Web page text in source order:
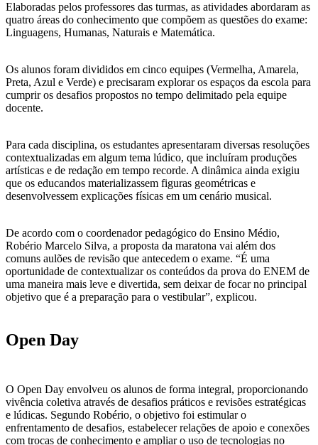
Elaboradas pelos professores das turmas, as atividades abordaram as
quatro áreas do conhecimento que compõem as questões do exame:
Linguagens, Humanas, Naturais e Matemática.
Os alunos foram divididos em cinco equipes (Vermelha, Amarela,
Preta, Azul e Verde) e precisaram explorar os espaços da escola para
cumprir os desafios propostos no tempo delimitado pela equipe
docente.
Para cada disciplina, os estudantes apresentaram diversas resoluções
contextualizadas em algum tema lúdico, que incluíram produções
artísticas e de redação em tempo recorde. A dinâmica ainda exigiu
que os educandos materializassem figuras geométricas e
desenvolvessem explicações físicas em um cenário musical.
De acordo com o coordenador pedagógico do Ensino Médio,
Robério Marcelo Silva, a proposta da maratona vai além dos
comuns aulões de revisão que antecedem o exame. “É uma
oportunidade de contextualizar os conteúdos da prova do ENEM de
uma maneira mais leve e divertida, sem deixar de focar no principal
objetivo que é a preparação para o vestibular”, explicou.
Open Day
O Open Day envolveu os alunos de forma integral, proporcionando
vivência coletiva através de desafios práticos e revisões estratégicas
e lúdicas. Segundo Robério, o objetivo foi estimular o
enfrentamento de desafios, estabelecer relações de apoio e conexões
com trocas de conhecimento e ampliar o uso de tecnologias no